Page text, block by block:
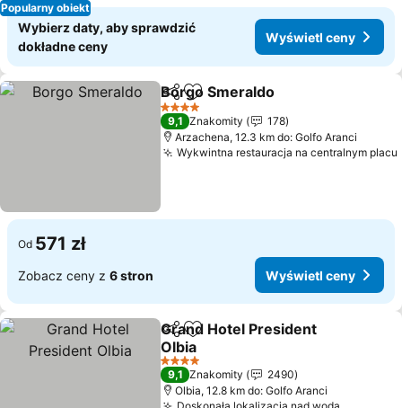
Popularny obiekt
Wybierz daty, aby sprawdzić
dokładne ceny
Wyświetl ceny
Udostępnij
Dodaj do ulubionych
Borgo Smeraldo
4 Kategoria
9,1 Znakomity
178
Arzachena, 12.3 km do: Golfo Aranci
Wykwintna restauracja na centralnym placu
Od 571 zł
Zobacz ceny z 6 stron Wyświetl ceny
Udostępnij
Dodaj do ulubionych
Grand Hotel President
Olbia
Wyświetl ceny
4 Kategoria
9,1 Znakomity
2490
Olbia, 12.8 km do: Golfo Aranci